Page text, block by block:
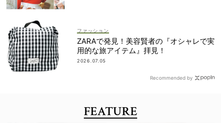
ファッション
ZARAで発見！美容賢者の『オシャレで実
用的な旅アイテム』拝見！
2026.07.05
Recommended by
FEATURE